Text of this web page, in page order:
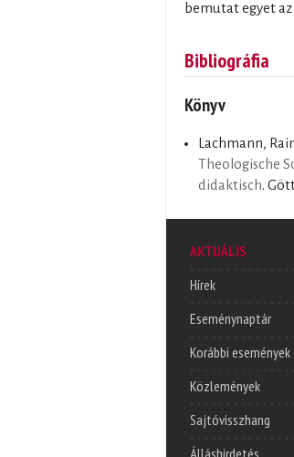
bemutat egyet
Bibliográfia
Könyv
Lachmann,
Theologische
didaktisch.
AKTUÁLIS
Hírek
Eseménynaptár
Korábbi események
Közlemények
Sajtóvisszhang